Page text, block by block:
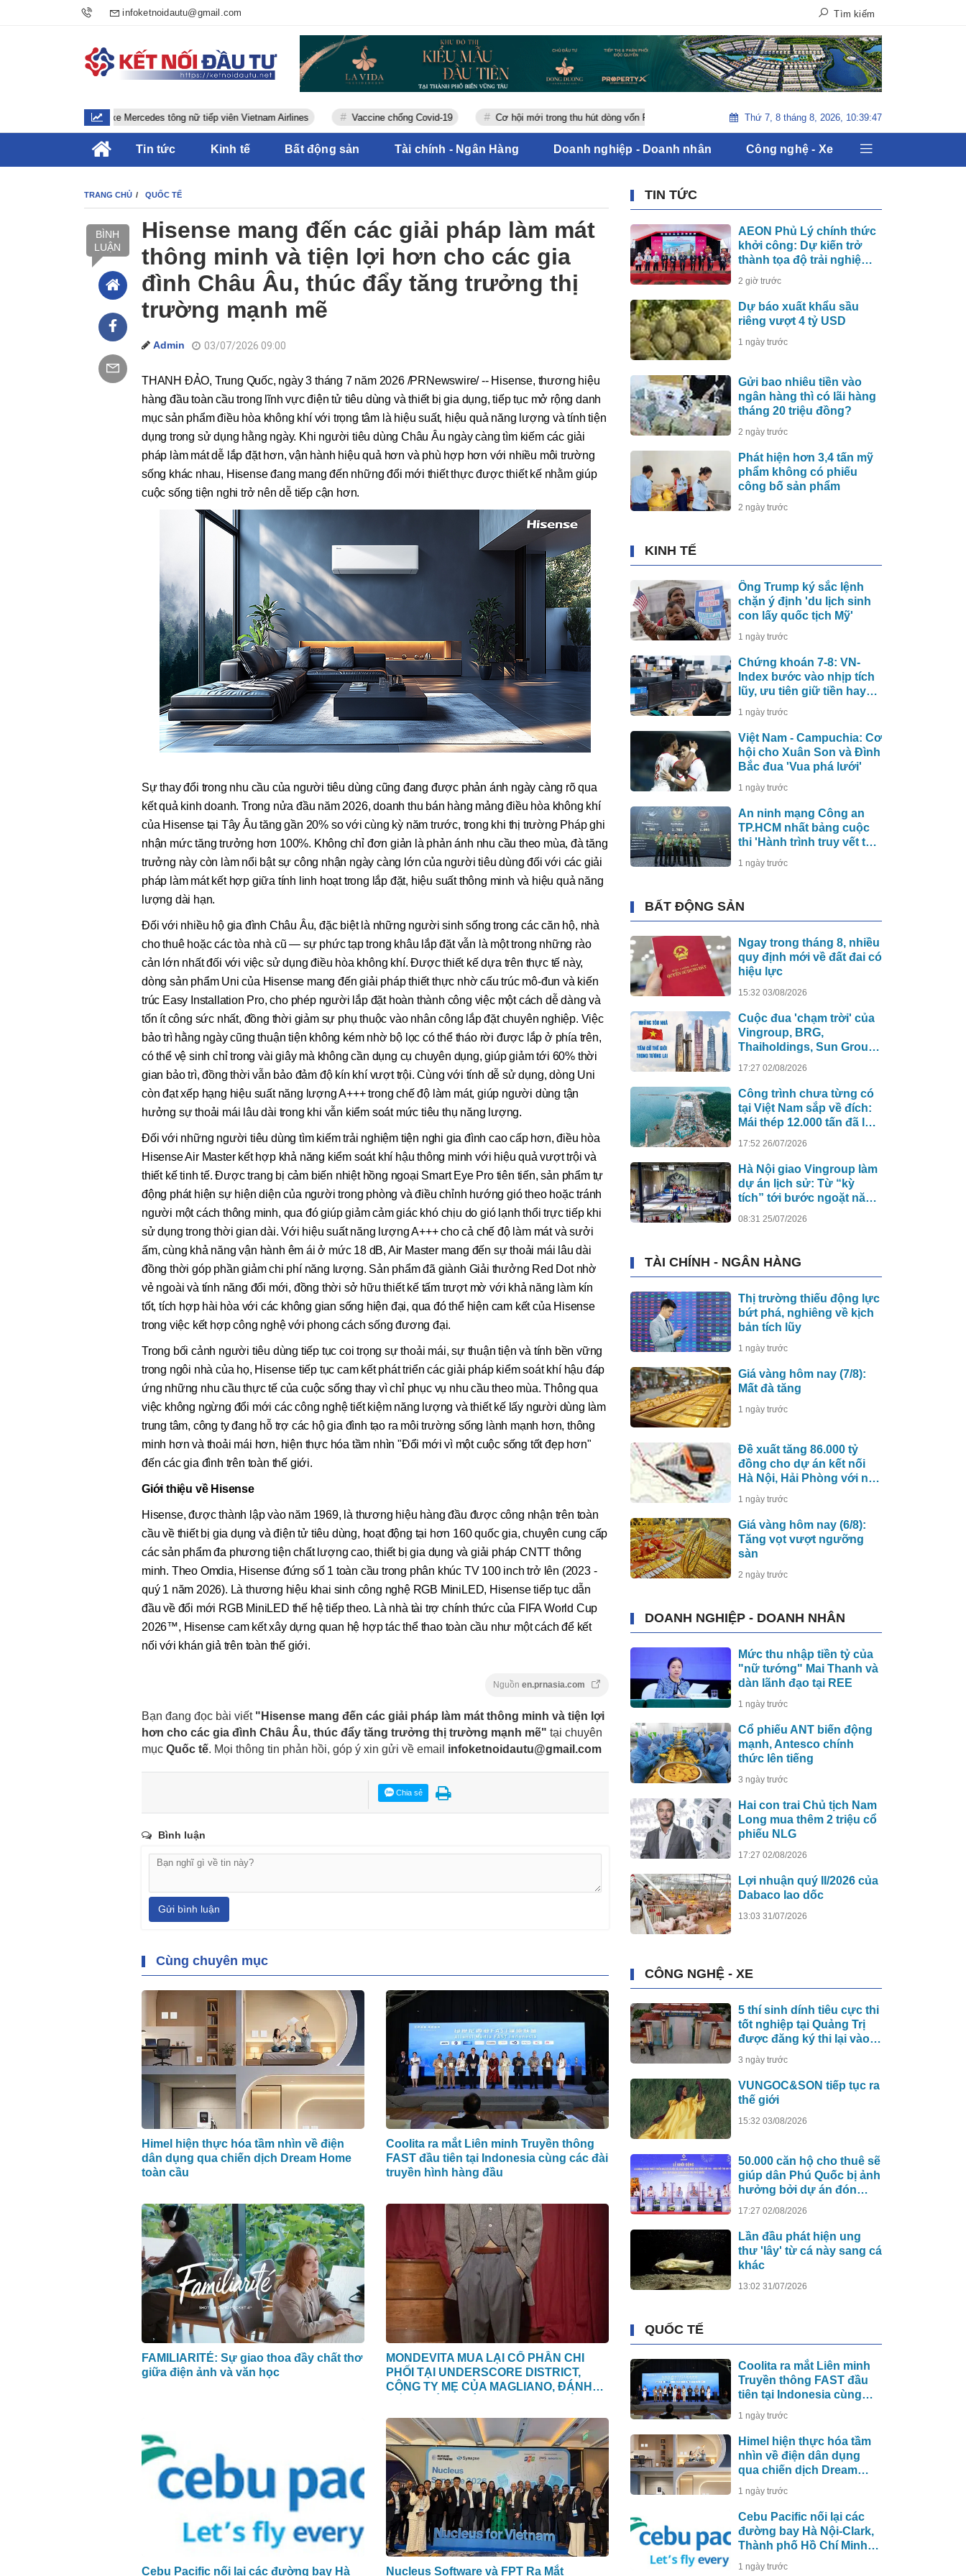
infoketnoidautu@gmail.com Tìm kiếm
Tài xế xe Mercedes tông nữ tiếp viên Vietnam Airlines Vaccine chống Covid-19 Cơ hội mới trong thu hút dòng vốn FDI Tiêu Điểm : Bầu cử Tổng Thống Mỹ 2020 Sự kiện tiền tê : Thị
Thứ 7, 8 tháng 8, 2026, 10:39:48
Tin tức Kinh tế Bất động sản Tài chính - Ngân Hàng Doanh nghiệp - Doanh nhân Công nghệ - Xe
TRANG CHỦ QUỐC TẾ
BÌNH
LUẬN
Hisense mang đến các giải pháp làm mát
thông minh và tiện lợi hơn cho các gia
đình Châu Âu, thúc đẩy tăng trưởng thị
trường mạnh mẽ
Admin 03/07/2026 09:00
THANH ĐẢO, Trung Quốc, ngày 3 tháng 7 năm 2026 /PRNewswire/ -- Hisense, thương hiệu
hàng đầu toàn cầu trong lĩnh vực điện tử tiêu dùng và thiết bị gia dụng, tiếp tục mở rộng danh
mục sản phẩm điều hòa không khí với trọng tâm là hiệu suất, hiệu quả năng lượng và tính tiện
dụng trong sử dụng hằng ngày. Khi người tiêu dùng Châu Âu ngày càng tìm kiếm các giải
pháp làm mát dễ lắp đặt hơn, vận hành hiệu quả hơn và phù hợp hơn với nhiều môi trường
sống khác nhau, Hisense đang mang đến những đổi mới thiết thực được thiết kế nhằm giúp
cuộc sống tiện nghi trở nên dễ tiếp cận hơn.
Sự thay đổi trong nhu cầu của người tiêu dùng cũng đang được phản ánh ngày càng rõ qua
kết quả kinh doanh. Trong nửa đầu năm 2026, doanh thu bán hàng mảng điều hòa không khí
của Hisense tại Tây Âu tăng gần 20% so với cùng kỳ năm trước, trong khi thị trường Pháp ghi
nhận mức tăng trưởng hơn 100%. Không chỉ đơn giản là phản ánh nhu cầu theo mùa, đà tăng
trưởng này còn làm nổi bật sự công nhận ngày càng lớn của người tiêu dùng đối với các giải
pháp làm mát kết hợp giữa tính linh hoạt trong lắp đặt, hiệu suất thông minh và hiệu quả năng
lượng dài hạn.
Đối với nhiều hộ gia đình Châu Âu, đặc biệt là những người sinh sống trong các căn hộ, nhà
cho thuê hoặc các tòa nhà cũ — sự phức tạp trong khâu lắp đặt vẫn là một trong những rào
cản lớn nhất đối với việc sử dụng điều hòa không khí. Được thiết kế dựa trên thực tế này,
dòng sản phẩm Uni của Hisense mang đến giải pháp thiết thực nhờ cấu trúc mô-đun và kiến
trúc Easy Installation Pro, cho phép người lắp đặt hoàn thành công việc một cách dễ dàng và
tốn ít công sức nhất, đồng thời giảm sự phụ thuộc vào nhân công lắp đặt chuyên nghiệp. Việc
bảo trì hằng ngày cũng thuận tiện không kém nhờ bộ lọc có thể tháo rời được lắp ở phía trên,
có thể vệ sinh chỉ trong vài giây mà không cần dụng cụ chuyên dụng, giúp giảm tới 60% thời
gian bảo trì, đồng thời vẫn bảo đảm độ kín khí vượt trội. Cùng với tính dễ sử dụng, dòng Uni
còn đạt xếp hạng hiệu suất năng lượng A+++ trong chế độ làm mát, giúp người dùng tận
hưởng sự thoải mái lâu dài trong khi vẫn kiểm soát mức tiêu thụ năng lượng.
Đối với những người tiêu dùng tìm kiếm trải nghiệm tiện nghi gia đình cao cấp hơn, điều hòa
Hisense Air Master kết hợp khả năng kiểm soát khí hậu thông minh với hiệu quả vượt trội và
thiết kế tinh tế. Được trang bị cảm biến nhiệt hồng ngoại Smart Eye Pro tiên tiến, sản phẩm tự
động phát hiện sự hiện diện của người trong phòng và điều chỉnh hướng gió theo hoặc tránh
người một cách thông minh, qua đó giúp giảm cảm giác khó chịu do gió lạnh thổi trực tiếp khi
sử dụng trong thời gian dài. Với hiệu suất năng lượng A+++ cho cả chế độ làm mát và sưởi
ấm, cùng khả năng vận hành êm ái ở mức 18 dB, Air Master mang đến sự thoải mái lâu dài
đồng thời góp phần giảm chi phí năng lượng. Sản phẩm đã giành Giải thưởng Red Dot nhờ
vẻ ngoài và tính năng đổi mới, đồng thời sở hữu thiết kế tấm trượt mờ với khả năng làm kín
tốt, tích hợp hài hòa với các không gian sống hiện đại, qua đó thể hiện cam kết của Hisense
trong việc kết hợp công nghệ với phong cách sống đương đại.
Trong bối cảnh người tiêu dùng tiếp tục coi trọng sự thoải mái, sự thuận tiện và tính bền vững
trong ngôi nhà của họ, Hisense tiếp tục cam kết phát triển các giải pháp kiểm soát khí hậu đáp
ứng những nhu cầu thực tế của cuộc sống thay vì chỉ phục vụ nhu cầu theo mùa. Thông qua
việc không ngừng đổi mới các công nghệ tiết kiệm năng lượng và thiết kế lấy người dùng làm
trung tâm, công ty đang hỗ trợ các hộ gia đình tạo ra môi trường sống lành mạnh hơn, thông
minh hơn và thoải mái hơn, hiện thực hóa tầm nhìn "Đổi mới vì một cuộc sống tốt đẹp hơn"
đến các gia đình trên toàn thế giới.
Giới thiệu về Hisense
Hisense, được thành lập vào năm 1969, là thương hiệu hàng đầu được công nhận trên toàn
cầu về thiết bị gia dụng và điện tử tiêu dùng, hoạt động tại hơn 160 quốc gia, chuyên cung cấp
các sản phẩm đa phương tiện chất lượng cao, thiết bị gia dụng và giải pháp CNTT thông
minh. Theo Omdia, Hisense đứng số 1 toàn cầu trong phân khúc TV 100 inch trở lên (2023 -
quý 1 năm 2026). Là thương hiệu khai sinh công nghệ RGB MiniLED, Hisense tiếp tục dẫn
đầu về đổi mới RGB MiniLED thế hệ tiếp theo. Là nhà tài trợ chính thức của FIFA World Cup
2026™, Hisense cam kết xây dựng quan hệ hợp tác thể thao toàn cầu như một cách để kết
nối với khán giả trên toàn thế giới.
Nguồn en.prnasia.com
Bạn đang đọc bài viết "Hisense mang đến các giải pháp làm mát thông minh và tiện lợi
hơn cho các gia đình Châu Âu, thúc đẩy tăng trưởng thị trường mạnh mẽ" tại chuyên
mục Quốc tế. Mọi thông tin phản hồi, góp ý xin gửi về email infoketnoidautu@gmail.com
Chia sẻ
Bình luận
Gửi bình luận
Cùng chuyên mục
Himel hiện thực hóa tầm nhìn về điện
dân dụng qua chiến dịch Dream Home
toàn cầu
Coolita ra mắt Liên minh Truyền thông
FAST đầu tiên tại Indonesia cùng các đài
truyền hình hàng đầu
FAMILIARITÉ: Sự giao thoa đầy chất thơ
giữa điện ảnh và văn học
MONDEVITA MUA LẠI CỔ PHẦN CHI
PHỐI TẠI UNDERSCORE DISTRICT,
CÔNG TY MẸ CỦA MAGLIANO, ĐÁNH
TRÌNH XÂY DỰNG NỀN TẢNG THƯƠNG
HIỆU CAO CẤP MỚI CỦA Ý.
Cebu Pacific nối lại các đường bay Hà Nucleus Software và FPT Ra Mắt
TIN TỨC
AEON Phủ Lý chính thức
khởi công: Dự kiến trở
thành tọa độ trải nghiệm
mới tại Ninh Bình
2 giờ trước
Dự báo xuất khẩu sầu
riêng vượt 4 tỷ USD
1 ngày trước
Gửi bao nhiêu tiền vào
ngân hàng thì có lãi hàng
tháng 20 triệu đồng?
2 ngày trước
Phát hiện hơn 3,4 tấn mỹ
phẩm không có phiếu
công bố sản phẩm
2 ngày trước
KINH TẾ
Ông Trump ký sắc lệnh
chặn ý định 'du lịch sinh
con lấy quốc tịch Mỹ'
1 ngày trước
Chứng khoán 7-8: VN-
Index bước vào nhịp tích
lũy, ưu tiên giữ tiền hay
cổ phiếu?
1 ngày trước
Việt Nam - Campuchia: Cơ
hội cho Xuân Son và Đình
Bắc đua 'Vua phá lưới'
1 ngày trước
An ninh mạng Công an
TP.HCM nhất bảng cuộc
thi 'Hành trình truy vết tội
phạm mạng'
1 ngày trước
BẤT ĐỘNG SẢN
Ngay trong tháng 8, nhiều
quy định mới về đất đai có
hiệu lực
15:32 03/08/2026
Cuộc đua 'chạm trời' của
Vingroup, BRG,
Thaiholdings, Sun Group:
sẽ xây tòa nhà cao nhất
Việt Nam?
17:27 02/08/2026
Công trình chưa từng có
tại Việt Nam sắp về đích:
Mái thép 12.000 tấn đã lắp
nơi trao giải Oscar dần lộ
diện
17:52 26/07/2026
Hà Nội giao Vingroup làm
dự án lịch sử: Từ “kỳ
tích” tới bước ngoặt năng
08:31 25/07/2026
TÀI CHÍNH - NGÂN HÀNG
Thị trường thiếu động lực
bứt phá, nghiêng về kịch
bản tích lũy
1 ngày trước
Giá vàng hôm nay (7/8):
Mất đà tăng
1 ngày trước
Đề xuất tăng 86.000 tỷ
đồng cho dự án kết nối
Hà Nội, Hải Phòng với nơi
có “đệ nhất hùng quan
Tây Bắc”
1 ngày trước
Giá vàng hôm nay (6/8):
Tăng vọt vượt ngưỡng
sàn
2 ngày trước
DOANH NGHIỆP - DOANH NHÂN
Mức thu nhập tiền tỷ của
"nữ tướng" Mai Thanh và
dàn lãnh đạo tại REE
1 ngày trước
Cổ phiếu ANT biến động
mạnh, Antesco chính
thức lên tiếng
3 ngày trước
Hai con trai Chủ tịch Nam
Long mua thêm 2 triệu cổ
phiếu NLG
17:27 02/08/2026
Lợi nhuận quý II/2026 của
Dabaco lao dốc
13:03 31/07/2026
CÔNG NGHỆ - XE
5 thí sinh dính tiêu cực thi
tốt nghiệp tại Quảng Trị
được đăng ký thi lại vào
năm 2027
3 ngày trước
VUNGOC&SON tiếp tục ra
thế giới
15:32 03/08/2026
50.000 căn hộ cho thuê sẽ
giúp dân Phú Quốc bị ảnh
hưởng bởi dự án đón
17:27 02/08/2026
Lần đầu phát hiện ung
thư 'lây' từ cá này sang cá
khác
13:02 31/07/2026
QUỐC TẾ
Coolita ra mắt Liên minh
Truyền thông FAST đầu
tiên tại Indonesia cùng
các đài truyền hình hàng
đầu
1 ngày trước
Himel hiện thực hóa tầm
nhìn về điện dân dụng
qua chiến dịch Dream
Home toàn cầu
1 ngày trước
Cebu Pacific nối lại các
đường bay Hà Nội-Clark,
Thành phố Hồ Chí Minh-
Cebu
1 ngày trước